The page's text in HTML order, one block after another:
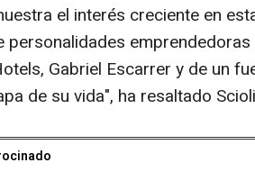
el interés creciente en
personalidades
Gabriel Escarrer y de un
de su vida", ha resaltado